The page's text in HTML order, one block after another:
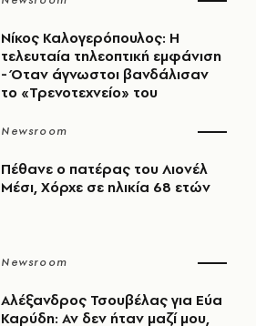
Νίκος Καλογερόπουλος: Η
τελευταία τηλεοπτική εμφάνιση
- Όταν άγνωστοι βανδάλισαν
το «Τρενοτεχνείο» του
Newsroom
Πέθανε ο πατέρας του Λιονέλ
Μέσι, Χόρχε σε ηλικία 68 ετών
Newsroom
Αλέξανδρος Τσουβέλας για Εύα
Καρύδη: Αν δεν ήταν μαζί μου,